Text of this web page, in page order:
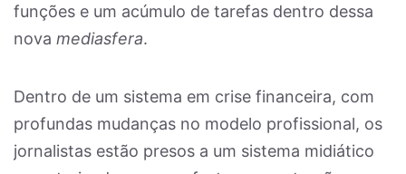
funções e um acúmulo de tarefas dentro dessa
nova mediasfera.
Dentro de um sistema em crise financeira, com
profundas mudanças no modelo profissional, os
jornalistas estão presos a um sistema midiático